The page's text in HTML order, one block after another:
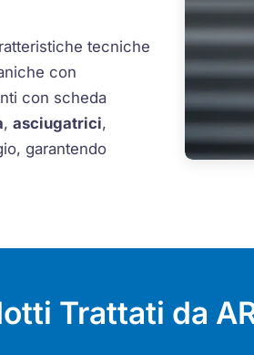
tecniche
con
con scheda
,asciugatrici,
garantendo
Trattati da